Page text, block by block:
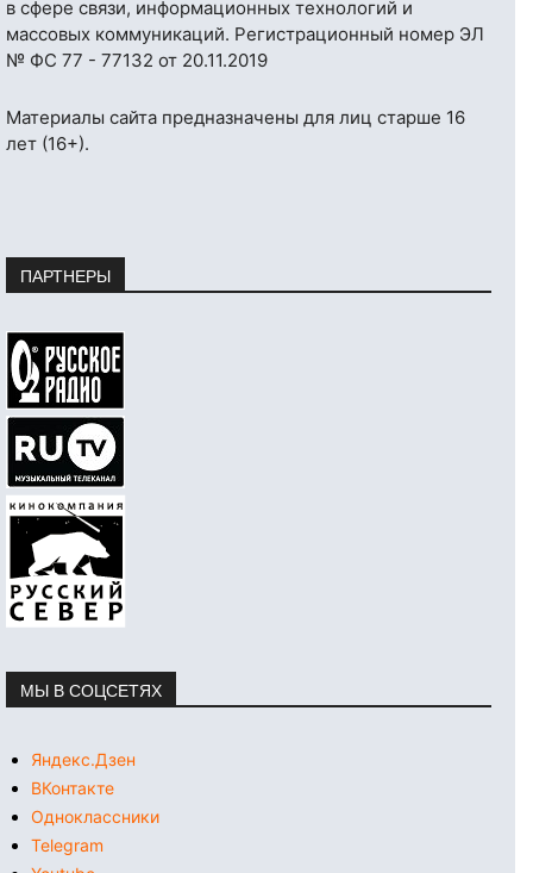
в сфере связи, информационных технологий и
массовых коммуникаций. Регистрационный номер ЭЛ
№ ФС 77 - 77132 от 20.11.2019
Материалы сайта предназначены для лиц старше 16
лет (16+).
ПАРТНЕРЫ
МЫ В СОЦСЕТЯХ
Яндекс.Дзен
ВКонтакте
Одноклассники
Telegram